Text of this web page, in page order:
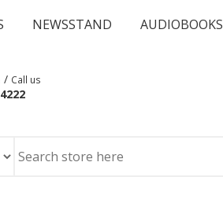
NEWSSTAND AUDIOBOOKS
/ Call us